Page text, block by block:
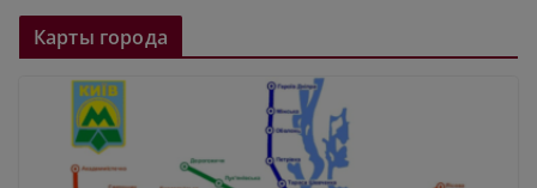
Карты города